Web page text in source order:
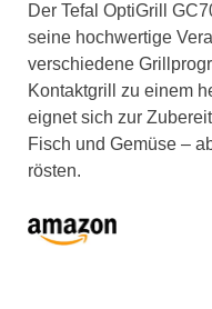
Der Tefal OptiGrill
seine hochwertige
verschiedene
Kontaktgrill zu einem
eignet sich zur
Fisch und Gemüse –
rösten.